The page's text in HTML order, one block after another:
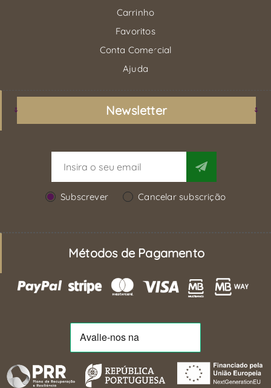
Carrinho
Favoritos
Conta Comercial
Ajuda
Newsletter
Subscrever Cancelar subscrição
Métodos de Pagamento